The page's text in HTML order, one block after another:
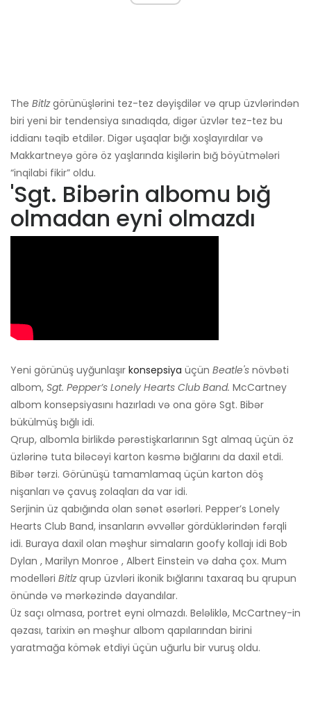
The Bitlzgörünüşlərini tez-tez dəyişdilər və qrup üzvlərindən
biri yeni bir tendensiya sınadıqda, digər üzvlər tez-tez bu
iddianı təqib etdilər. Digər uşaqlar bığı xoşlayırdılar və
Makkartneyə görə öz yaşlarında kişilərin bığ böyütmələri
“inqilabi fikir” oldu.
'Sgt. Bibərin albomu bığ
olmadan eyni olmazdı
Yeni görünüş uyğunlaşır konsepsiya üçün Beatle's növbəti
albom, Sgt. Pepper’s Lonely Hearts Club Band. McCartney
albom konsepsiyasını hazırladı və ona görə Sgt. Bibər
bükülmüş bığlı idi.
Qrup, albomla birlikdə pərəstişkarlarının Sgt almaq üçün öz
üzlərinə tuta biləcəyi karton kəsmə bığlarını da daxil etdi.
Bibər tərzi. Görünüşü tamamlamaq üçün karton döş
nişanları və çavuş zolaqları da var idi.
Serjinin üz qabığında olan sənət əsərləri. Pepper’s Lonely
Hearts Club Band, insanların əvvəllər gördüklərindən fərqli
idi. Buraya daxil olan məşhur simaların goofy kollajı idi Bob
Dylan , Marilyn Monroe , Albert Einstein və daha çox. Mum
modelləri Bitlzqrup üzvləri ikonik bığlarını taxaraq bu qrupun
önündə və mərkəzində dayandılar.
Üz saçı olmasa, portret eyni olmazdı. Beləliklə, McCartney-in
qəzası, tarixin ən məşhur albom qapılarından birini
yaratmağa kömək etdiyi üçün uğurlu bir vuruş oldu.